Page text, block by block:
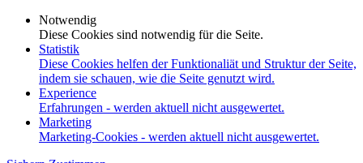
Notwendig
Diese Cookies sind notwendig für die Seite.
Statistik
Diese Cookies helfen der Funktionaliät und Struktur der Seite,
indem sie schauen, wie die Seite genutzt wird.
Experience
Erfahrungen - werden aktuell nicht ausgewertet.
Marketing
Marketing-Cookies - werden aktuell nicht ausgewertet.